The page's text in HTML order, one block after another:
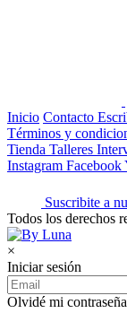
Inicio Contacto
Términos y
Tienda Talleres
Instagram Facebook
Suscribite a
Todos los derechos
×
Iniciar sesión
Olvidé mi contraseña